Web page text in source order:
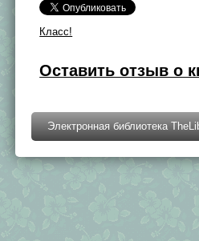
Класс!
Оставить отзыв о
Электронная библиотека